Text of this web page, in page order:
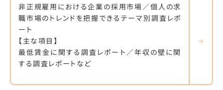
非正規雇用における企業の採用市場／個人の求
職市場のトレンドを把握できるテーマ別調査レポ
ート
【主な項目】
最低賃金に関する調査レポート／年収の壁に関
する調査レポートなど